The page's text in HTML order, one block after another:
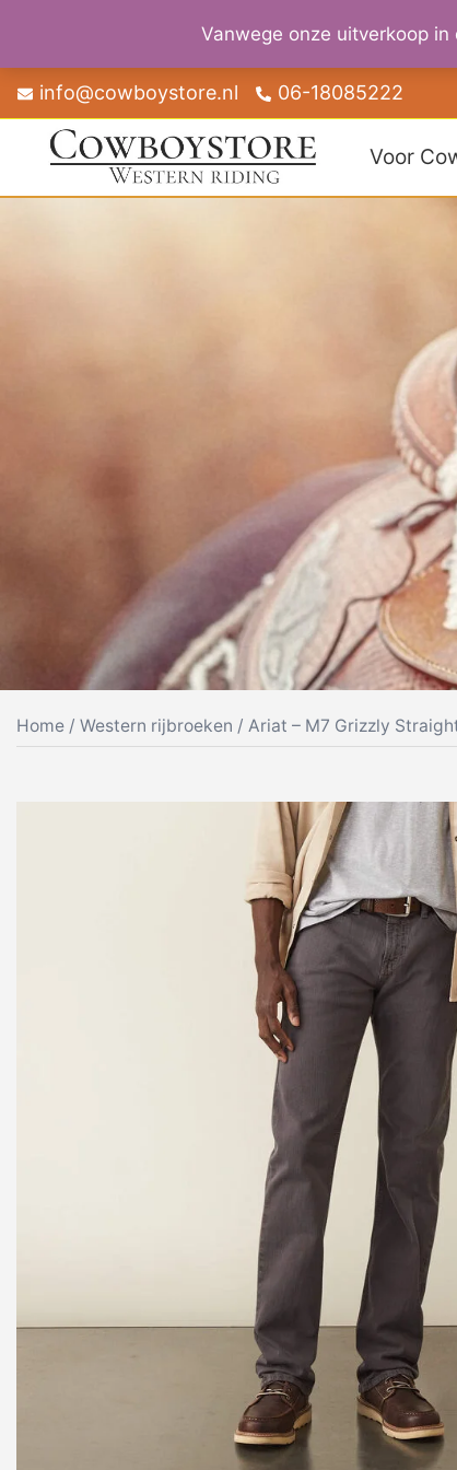
Vanwege onze uitverkoop
Skip
to
content
info@cowboystore.nl 06-18085222
Voor
Home / Western rijbroeken / Ariat – M7 Grizzly